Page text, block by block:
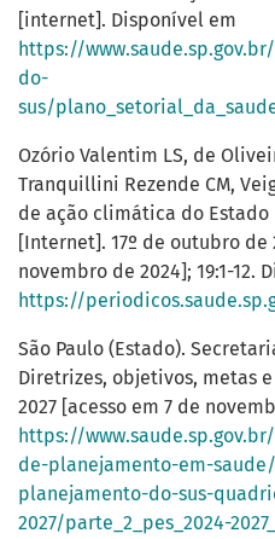
[internet]. Disponível em
https://
do-
sus/
Ozório Valentim LS, de
Tranquillini Rezende CM,
de ação climática do Estado
[Internet]. 17º de outubro de
novembro de 2024]; 19:1-12.
https://
São Paulo (Estado).
Diretrizes, objetivos, metas
2027 [acesso em 7 de
https://
de-planejamento-em-
planejamento-do-sus-
2027/parte_2_pes_2024-